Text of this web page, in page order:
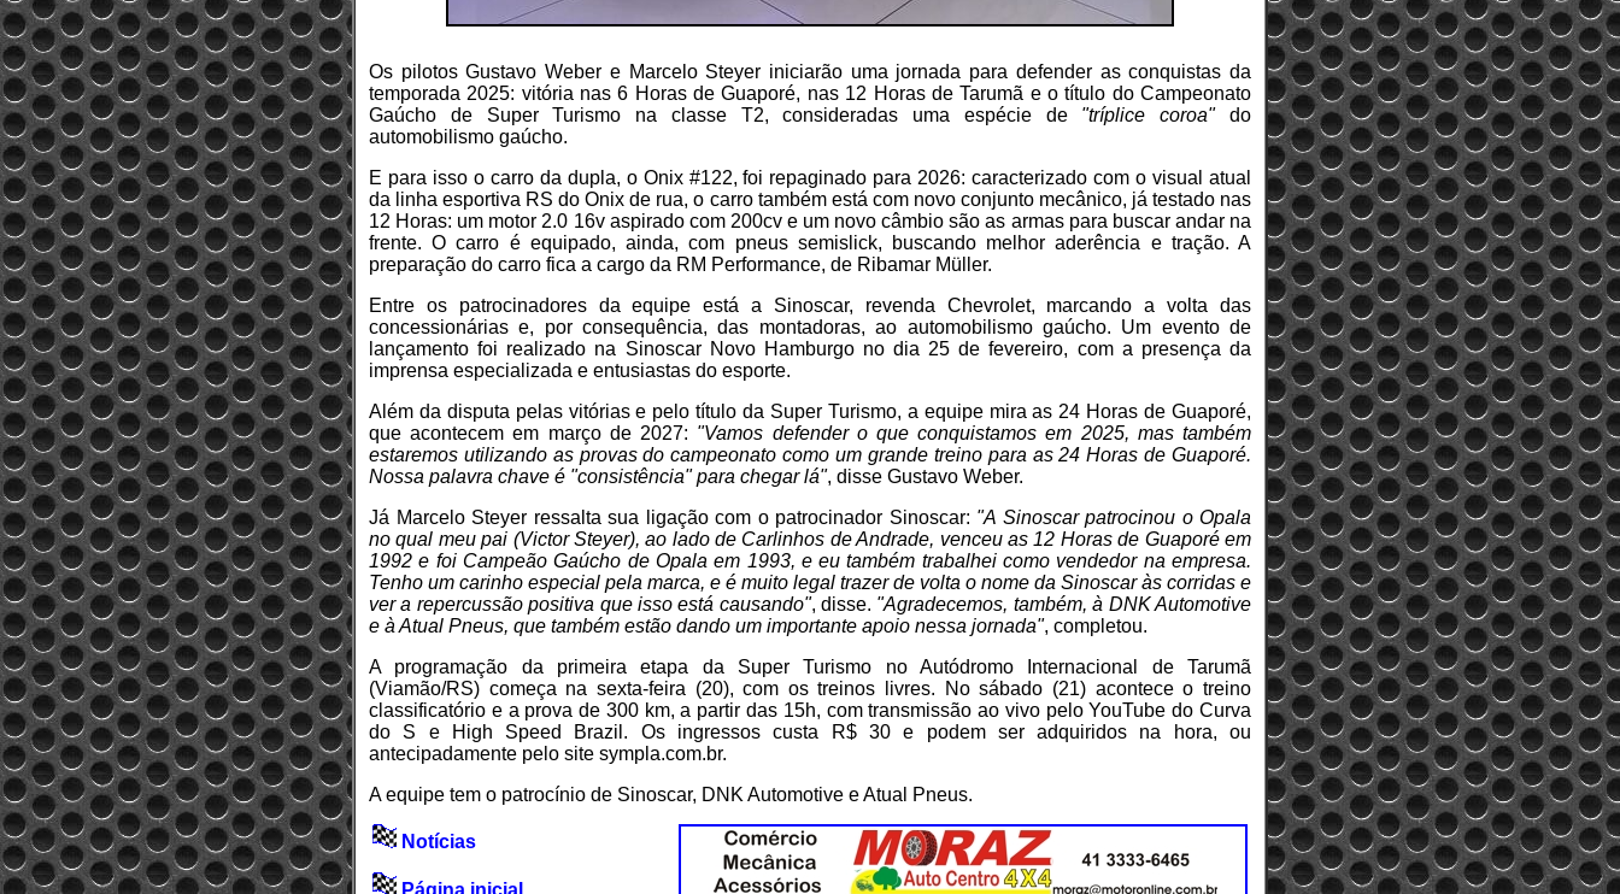
Os pilotos Gustavo Weber e Marcelo Steyer iniciarão uma jornada para defender as conquistas da
temporada 2025: vitória nas 6 Horas de Guaporé, nas 12 Horas de Tarumã e o título do Campeonato
Gaúcho de Super Turismo na classe T2, consideradas uma espécie de "tríplice coroa"do
automobilismo gaúcho.
E para isso o carro da dupla, o Onix #122, foi repaginado para 2026: caracterizado com o visual atual
da linha esportiva RS do Onix de rua, o carro também está com novo conjunto mecânico, já testado nas
12 Horas: um motor 2.0 16v aspirado com 200cv e um novo câmbio são as armas para buscar andar na
frente. O carro é equipado, ainda, com pneus semislick, buscando melhor aderência e tração. A
preparação do carro fica a cargo da RM Performance, de Ribamar Müller.
Entre os patrocinadores da equipe está a Sinoscar, revenda Chevrolet, marcando a volta das
concessionárias e, por consequência, das montadoras, ao automobilismo gaúcho. Um evento de
lançamento foi realizado na Sinoscar Novo Hamburgo no dia 25 de fevereiro, com a presença da
imprensa especializada e entusiastas do esporte.
Além da disputa pelas vitórias e pelo título da Super Turismo, a equipe mira as 24 Horas de Guaporé,
que acontecem em março de 2027: "Vamos defender o que conquistamos em 2025, mas também
estaremos utilizando as provas do campeonato como um grande treino para as 24 Horas de Guaporé.
Nossa palavra chave é "consistência" para chegar lá", disse Gustavo Weber.
Já Marcelo Steyer ressalta sua ligação com o patrocinador Sinoscar: "A Sinoscar patrocinou o Opala
no qual meu pai (Victor Steyer), ao lado de Carlinhos de Andrade, venceu as 12 Horas de Guaporé em
1992 e foi Campeão Gaúcho de Opala em 1993, e eu também trabalhei como vendedor na empresa.
Tenho um carinho especial pela marca, e é muito legal trazer de volta o nome da Sinoscar às corridas e
ver a repercussão positiva que isso está causando", disse. "Agradecemos, também, à DNK Automotive
e à Atual Pneus, que também estão dando um importante apoio nessa jornada", completou.
A programação da primeira etapa da Super Turismo no Autódromo Internacional de Tarumã
(Viamão/RS) começa na sexta-feira (20), com os treinos livres. No sábado (21) acontece o treino
classificatório e a prova de 300 km, a partir das 15h, com transmissão ao vivo pelo YouTube do Curva
do S e High Speed Brazil. Os ingressos custa R$ 30 e podem ser adquiridos na hora, ou
antecipadamente pelo site sympla.com.br.
A equipe tem o patrocínio de Sinoscar, DNK Automotive e Atual Pneus.
Notícias
Página inicial